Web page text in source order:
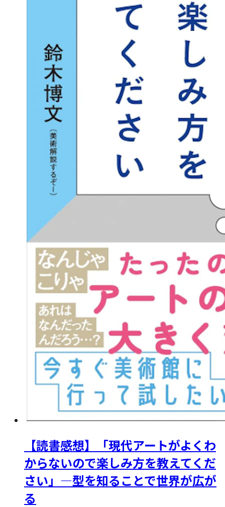
【読書感想】「現代アートがよくわ
からないので楽しみ方を教えてくだ
さい」―型を知ることで世界が広が
る